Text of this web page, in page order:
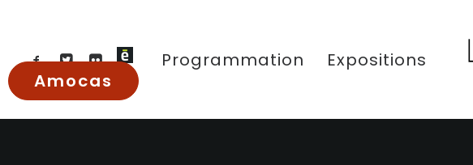
Amocas
Programmation Expositions